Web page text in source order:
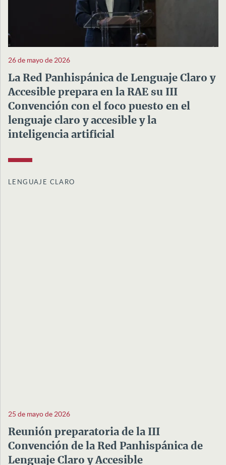
26 de mayo de 2026
La Red Panhispánica de Lenguaje Claro y
Accesible prepara en la RAE su III
Convención con el foco puesto en el
lenguaje claro y accesible y la
inteligencia artificial
LENGUAJE CLARO
25 de mayo de 2026
Reunión preparatoria de la III
Convención de la Red Panhispánica de
Lenguaje Claro y Accesible